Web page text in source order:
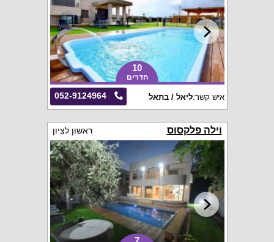
10
חדרים
052-9124964 איש קשר:ליאל / בתאל
וילה פלקסוס ראשון לציון